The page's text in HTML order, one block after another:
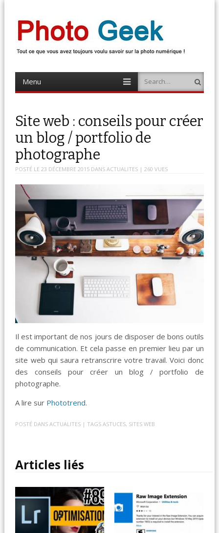
Photo Geek
Menu
content
Search
Site web : conseils pour créer
un blog / portfolio de
photographe
POSTÉ LE 23 DÉCEMBRE 2015 DANSACTUALITES | 260 VUES
Il est important de nos jours de disposer de bons outils
de communication. Et cela passe en premier lieu par un
site web qui saura retranscrire votre travail. Voici donc
des conseils pour créer un blog / portfolio de
photographe.
A lire sur Phototrend.
POSTÉ DANSACTUALITES | TAGSASTUCES, SITES WEB
Articles liés